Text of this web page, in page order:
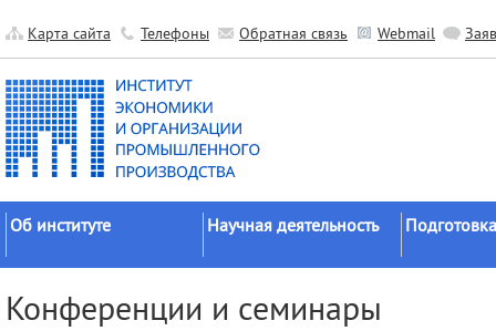
Карта сайта Телефоны Обратная связь Webmail
Об институте
Официальные документы
Научная деятельность
исследований
Конференции и семинары